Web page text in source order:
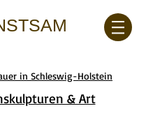
in Schleswig-Holstein
& Art